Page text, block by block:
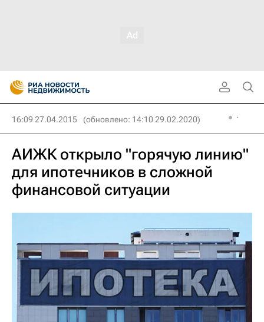
16:09 27.04.2015 (обновлено: 14:10 29.02.2020)
АИЖК открыло "горячую линию"
для ипотечников в сложной
финансовой ситуации